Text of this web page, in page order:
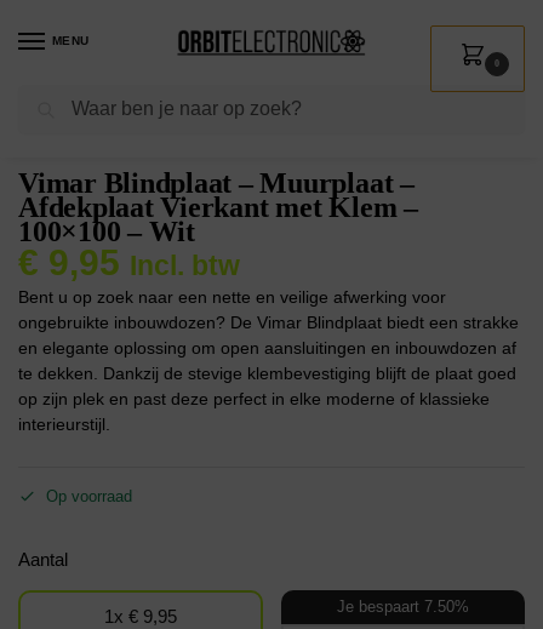
MENU
Zoeken
0
Shop / Installatie Installatiedozen
Vimar Blindplaat – Muurplaat –
Afdekplaat Vierkant met Klem –
100×100 – Wit
€ 9,95 Incl. btw
Bent u op zoek naar een nette en veilige afwerking voor
ongebruikte inbouwdozen? De Vimar Blindplaat biedt een strakke
en elegante oplossing om open aansluitingen en inbouwdozen af
te dekken. Dankzij de stevige klembevestiging blijft de plaat goed
op zijn plek en past deze perfect in elke moderne of klassieke
interieurstijl.
Op voorraad
Aantal
1x € 9,95 Je bespaart 7.50%